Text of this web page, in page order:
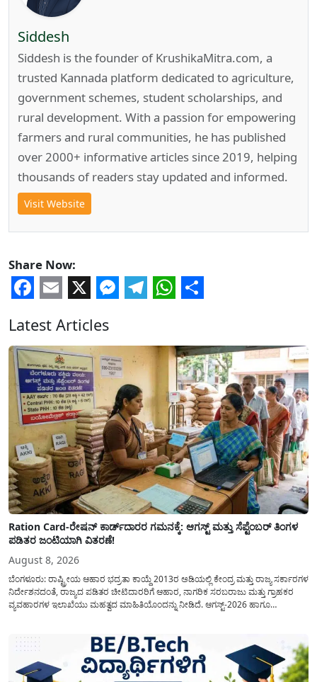
Siddesh
Siddesh is the founder of KrushikaMitra.com, a
trusted Kannada platform dedicated to agriculture,
government schemes, student scholarships, and
rural development. With a passion for empowering
farmers and rural communities, he has published
over 2000+ informative articles since 2019, helping
thousands of readers stay updated and informed.
Visit Website
Share Now:
Latest Articles
Ration Card-ರೇಷನ್ ಕಾರ್ಡ್‍ದಾರರ ಗಮನಕ್ಕೆ: ಆಗಸ್ಟ್ ಮತ್ತು ಸೆಪ್ಟೆಂಬರ್ ತಿಂಗಳ
ಪಡಿತರ ಜಂಟಿಯಾಗಿ ವಿತರಣೆ!
August 8, 2026
ಬೆಂಗಳೂರು: ರಾಷ್ಟ್ರೀಯ ಆಹಾರ ಭದ್ರತಾ ಕಾಯ್ದೆ 2013ರ ಅಡಿಯಲ್ಲಿ ಕೇಂದ್ರ ಮತ್ತು ರಾಜ್ಯ ಸರ್ಕಾರಗಳ
ನಿರ್ದೇಶನದಂತೆ, ರಾಜ್ಯದ ಪಡಿತರ ಚೀಟಿದಾರರಿಗೆ ಆಹಾರ, ನಾಗರಿಕ ಸರಬರಾಜು ಮತ್ತು ಗ್ರಾಹಕರ
ವ್ಯವಹಾರಗಳ ಇಲಾಖೆಯು ಮಹತ್ವದ ಮಾಹಿತಿಯೊಂದನ್ನು ನೀಡಿದೆ. ಆಗಸ್ಟ್-2026 ಹಾಗೂ